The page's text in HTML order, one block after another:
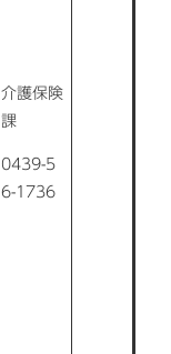
介護保険
課
0439-5
6-1736